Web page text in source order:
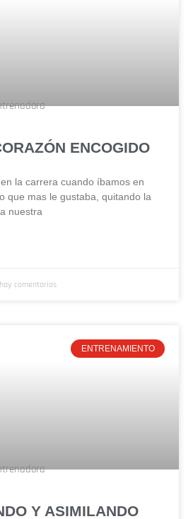
ENCOGIDO
la carrera cuando íbamos en
que mas le gustaba, quitando la
nuestra
comentarios
ENTRENAMIENTO
Y ASIMILANDO